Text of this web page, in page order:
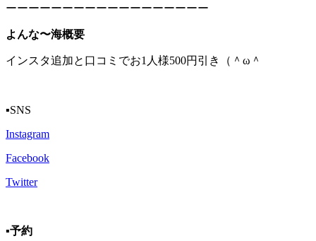
ーーーーーーーーーーーーーーーーーー
よんな〜海概要
インスタ追加と口コミでお1人様500円引き（＾ω＾
▪️SNS
Instagram
Facebook
Twitter
▪️予約